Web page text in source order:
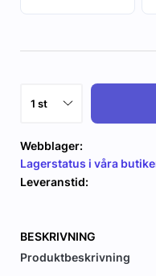
Webblager:
Lagerstatus i våra
Leveranstid:
BESKRIVNING
Produktbeskrivning